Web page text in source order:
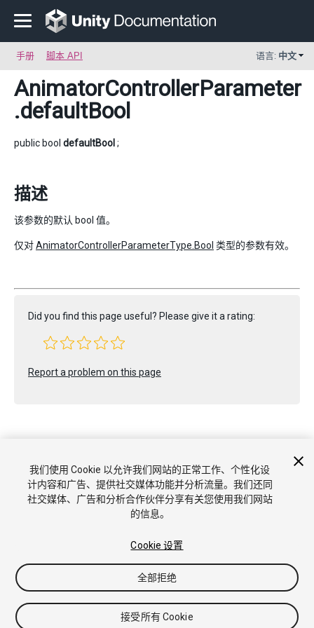
手册 脚本 API 语言: 中文
AnimatorControllerParameter
.defaultBool
public bool defaultBool ;
描述
该参数的默认 bool 值。
仅对AnimatorControllerParameterType.Bool 类型的参数有效。
Did you find this page useful? Please give it a rating:
Report a problem on this page
版权所有 © 2020 Unity Technologies. Publication 2019.3
教程
社区答案 知识库 论坛 Asset Store 商标和使用条款
不要出售或分享我的个人信息
我们使用 Cookie 以允许我们网站的正常工作、个性化设
计内容和广告、提供社交媒体功能并分析流量。我们还同
社交媒体、广告和分析合作伙伴分享有关您使用我们网站
的信息。
Cookie 设置
全部拒绝
接受所有 Cookie